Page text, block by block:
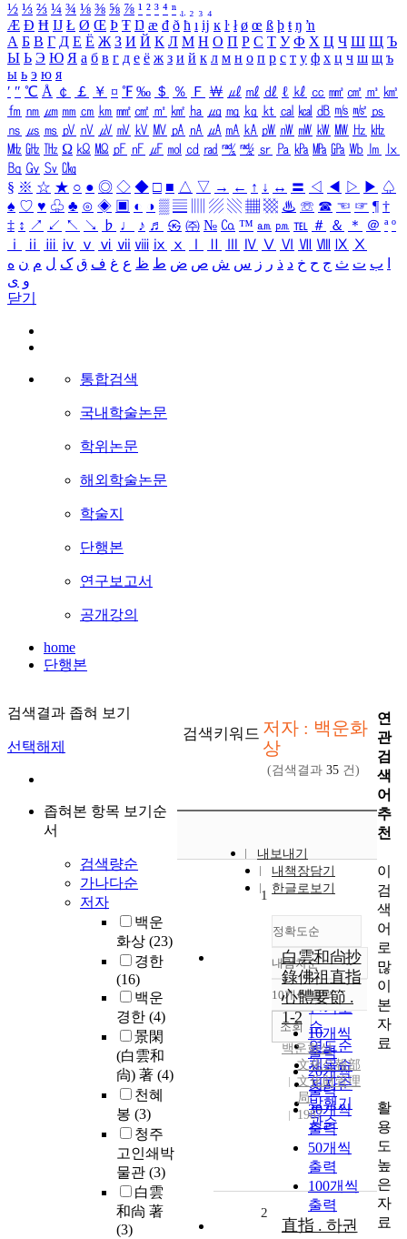
½ ⅓ ⅔ ¼ ¾ ⅛ ⅜ ⅝ ⅞ ¹ ² ³ ⁴ ⁿ ₁ ₂ ₃ ₄
Æ Ð Ħ Ĳ Ł Ø Œ Þ Ŧ Ŋ æ đ ð ħ ı ĳ ĸ ŀ ł ø œ ß þ ŧ ŋ ŉ
А Б В Г Д Е Ё Ж З И Й К Л М Н О П Р С Т У Ф Х Ц Ч Ш Щ Ъ
Ы Ь Э Ю Я а б в г д е ё ж з и й к л м н о п р с т у ф х ц ч ш щ ъ
ы ь э ю я
′ ″ ℃ Å ￠ ￡ ￥ ¤ ℉ ‰ ＄ ％ Ｆ ￦ ㎕ ㎖ ㎗ ℓ ㎘ ㏄ ㎣ ㎤ ㎥ ㎦
㎙ ㎚ ㎛ ㎜ ㎝ ㎞ ㎟ ㎠ ㎡ ㎢ ㏊ ㎍ ㎎ ㎏ ㏏ ㎈ ㎉ ㏈ ㎧ ㎨ ㎰
㎱ ㎲ ㎳ ㎴ ㎵ ㎶ ㎷ ㎸ ㎹ ㎀ ㎁ ㎂ ㎃ ㎄ ㎺ ㎻ ㎽ ㎾ ㎿ ㎐ ㎑
㎒ ㎓ ㎔ Ω ㏀ ㏁ ㎊ ㎋ ㎌ ㏖ ㏅ ㎭ ㎮ ㎯ ㏛ ㎩ ㎪ ㎫ ㎬ ㏝ ㏐
㏓
㏃ ㏉ ㏜ ㏆
§ ※ ☆ ★ ○ ● ◎ ◇ ◆ □ ■ △ ▽ → ← ↑ ↓ ↔ 〓 ◁ ◀ ▷ ▶ ♤
♠ ♡ ♥ ♧ ♣ ⊙ ◈ ▣ ◐ ◑ ▒ ▤ ▨ ▧ ▦ ▩ ♨ ☏ ☎ ☜ ☞ ¶ †
‡ ↕ ↗ ↙ ↖ ↘ ♭ ♩ ♪ ♬ ㉿ ㈜ № ㏇ ™ ㏂ ㏘ ℡ ＃ ＆ ＊ ＠ ª º
ⅰ
ⅱ ⅲ ⅳ ⅴ ⅵ ⅶ ⅷ ⅸ ⅹ Ⅳ Ⅴ Ⅵ Ⅶ Ⅷ Ⅸ Ⅹ
ب ت ث ج ح خ د ذ ر ز س ش ص ض ط ظ ع غ ف ق ک ل م ن ه
و ی
닫기
통합검색
국내학술논문
학위논문
해외학술논문
학술지
단행본
연구보고서
공개강의
home
단행본
검색결과 좁혀 보기
선택해제
좁혀본 항목 보기순
서
검색량순
가나다순
저자
백운
화상 (23)
경한
(16)
백운
경한 (4)
景閑
(白雲和
尙) 著 (4)
천혜
봉 (3)
청주
고인쇄박
물관 (3)
白雲
和尙 著
(3)
검색키워드 저자 : 백운화
상
(검색결과 35 건)
내보내기
내책장담기
한글로보기
정확도순
정확도
순
인기도
순
연도순
제목순
저자순
발행기
관순
내림차순
내림차순
10개씩 출력
10개씩
출력
20개씩
출력
30개씩
출력
50개씩
출력
100개씩
출력
조회
1
白雲和尙抄
錄佛祖直指
心體要節 .
1-2
백운화상
文化公報部
文化財管理
局
1987
2
直指 . 하권
연
관
검
색
어
추
천
이
검
색
어
로
많
이
본
자
료
활
용
도
높
은
자
료